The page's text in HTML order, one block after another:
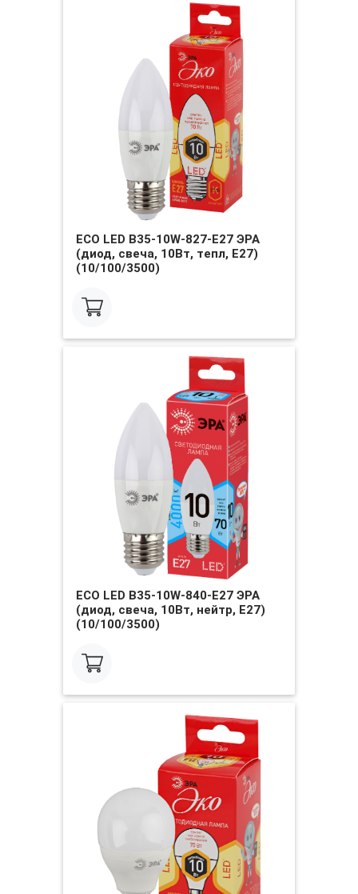
ECO LED B35-10W-827-E27 ЭРА
(диод, свеча, 10Вт, тепл, E27)
(10/100/3500)
ECO LED B35-10W-840-E27 ЭРА
(диод, свеча, 10Вт, нейтр, E27)
(10/100/3500)